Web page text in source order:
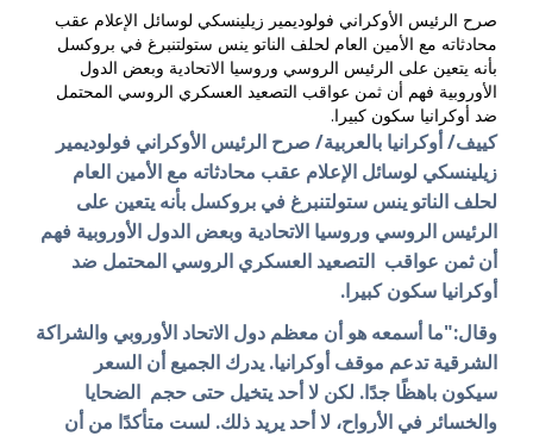
صرح الرئيس الأوكراني فولوديمير زيلينسكي لوسائل الإعلام عقب
محادثاته مع الأمين العام لحلف الناتو ينس ستولتنبرغ في بروكسل
بأنه يتعين على الرئيس الروسي وروسيا الاتحادية وبعض الدول
الأوروبية فهم أن ثمن عواقب التصعيد العسكري الروسي المحتمل
ضد أوكرانيا سكون كبيرا.
كييف/ أوكرانيا بالعربية/ صرح الرئيس الأوكراني فولوديمير
زيلينسكي لوسائل الإعلام عقب محادثاته مع الأمين العام
لحلف الناتو ينس ستولتنبرغ في بروكسل بأنه يتعين على
الرئيس الروسي وروسيا الاتحادية وبعض الدول الأوروبية فهم
أن ثمن عواقب التصعيد العسكري الروسي المحتمل ضد
أوكرانيا سكون كبيرا.
وقال:"ما أسمعه هو أن معظم دول الاتحاد الأوروبي والشراكة
الشرقية تدعم موقف أوكرانيا. يدرك الجميع أن السعر
سيكون باهظًا جدًا. لكن لا أحد يتخيل حتى حجم الضحايا
والخسائر في الأرواح، لا أحد يريد ذلك. لست متأكدًا من أن